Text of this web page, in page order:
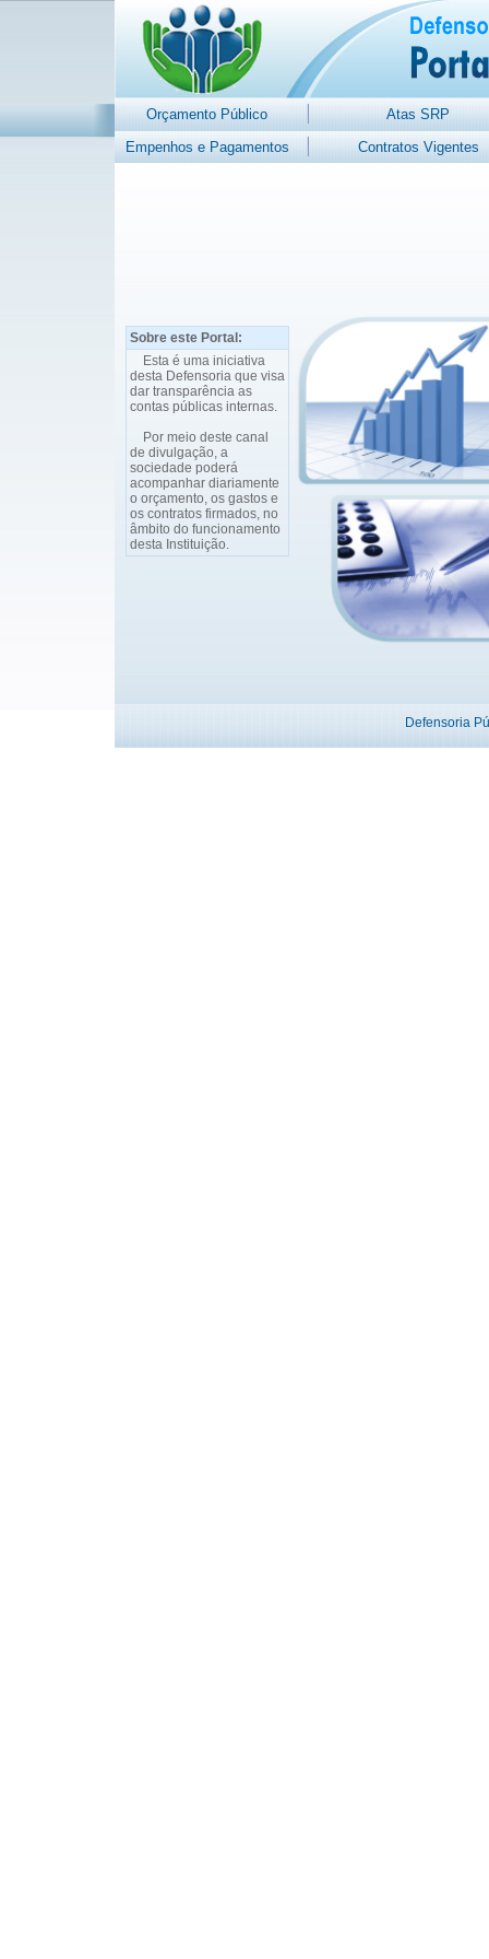
Orçamento Público
Atas SRP
Empenhos e Pagamentos
Contratos Vigentes
Sobre este Portal:
Esta é uma iniciativa
desta Defensoria que visa
dar transparência as
contas públicas internas.
Por meio deste canal
de divulgação, a
sociedade poderá
acompanhar diariamente
o orçamento, os gastos e
os contratos firmados, no
âmbito do funcionamento
desta Instituição.
Defensoria